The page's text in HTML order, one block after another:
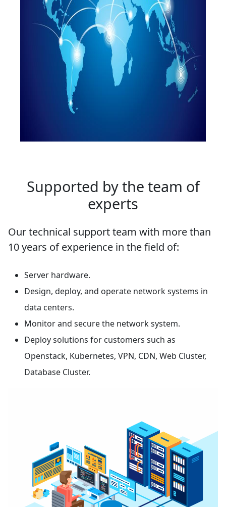
Supported by the team of
experts
Our technical support team with more than
10 years of experience in the field of:
Server hardware.
Design, deploy, and operate network systems in
data centers.
Monitor and secure the network system.
Deploy solutions for customers such as
Openstack, Kubernetes, VPN, CDN, Web Cluster,
Database Cluster.